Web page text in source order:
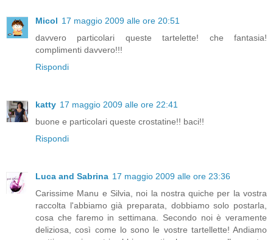
Micol 17 maggio 2009 alle ore 20:51
davvero particolari queste tartelette! che fantasia!
complimenti davvero!!!
Rispondi
katty 17 maggio 2009 alle ore 22:41
buone e particolari queste crostatine!! baci!!
Rispondi
Luca and Sabrina 17 maggio 2009 alle ore 23:36
Carissime Manu e Silvia, noi la nostra quiche per la vostra
raccolta l'abbiamo già preparata, dobbiamo solo postarla,
cosa che faremo in settimana. Secondo noi è veramente
deliziosa, così come lo sono le vostre tartellette! Andiamo